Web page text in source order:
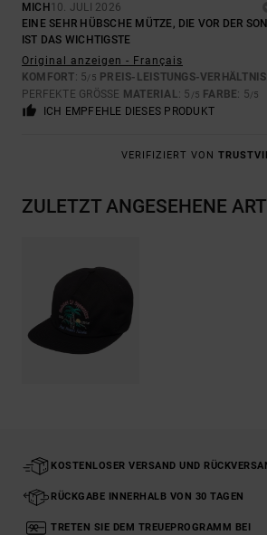
MICH 10. JULI 2026
EINE SEHR HÜBSCHE MÜTZE, DIE VOR DER
IST DAS WICHTIGSTE
Original anzeigen - Français
KOMFORT: 5/5 PREIS-LEISTUNGS-VERHÄLTNIS
PERFEKTE GRÖSSE MATERIAL: 5 /5 FARBE: 5/5
ICH EMPFEHLE DIESES PRODUKT
VERIFIZIERT VON
ZULETZT ANGESEHENE
KOSTENLOSER VERSAND UND
RÜCKGABE INNERHALB VON 30 TAGEN
TRETEN SIE DEM TREUEPROGRAMM BEI